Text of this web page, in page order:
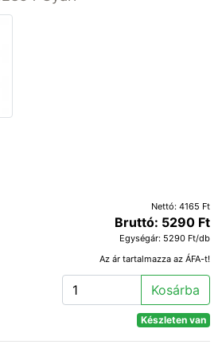
Nettó: 4165 Ft
Bruttó: 5290 Ft
Egységár: 5290 Ft/db
Az ár tartalmazza az ÁFA-t!
Kosárba
Készleten van